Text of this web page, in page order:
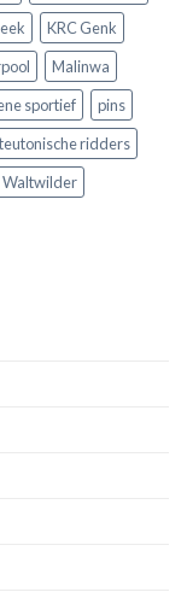
KRC Genk
Malinwa
sportief
pins
teutonische ridders
Waltwilder